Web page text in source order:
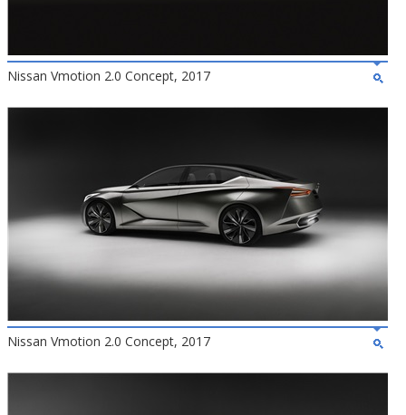
Nissan Vmotion 2.0 Concept, 2017
Nissan Vmotion 2.0 Concept, 2017